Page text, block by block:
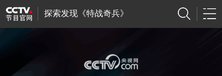
探索发现《特战奇兵》